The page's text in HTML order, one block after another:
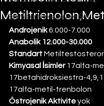
Sarmslar Hakkıda Her Şey
Androjenik 6.000-7.000
Anabolik 12.000-30.000
Standart
Kimyasal İsimler 17alfa-
17betahidroksiestra-
17alfa-metil-trenbolon
Östrojenik Aktivite yok